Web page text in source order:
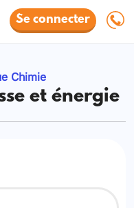
Se connecter
Chimie
et énergie